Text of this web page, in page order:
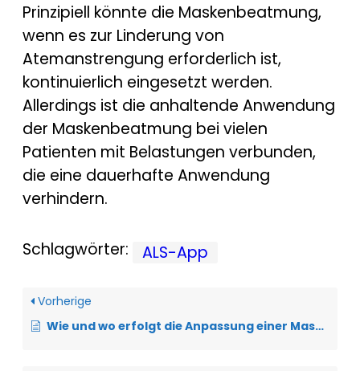
Prinzipiell könnte die Maskenbeatmung,
wenn es zur Linderung von
Atemanstrengung erforderlich ist,
kontinuierlich eingesetzt werden.
Allerdings ist die anhaltende Anwendung
der Maskenbeatmung bei vielen
Patienten mit Belastungen verbunden,
die eine dauerhafte Anwendung
verhindern.
Schlagwörter: ALS-App
Vorherige
Wie und wo erfolgt die Anpassung einer Maskenbeatmung bei der ALS?